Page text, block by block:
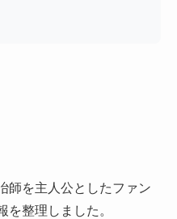
師を主人公としたファン
整理しました。